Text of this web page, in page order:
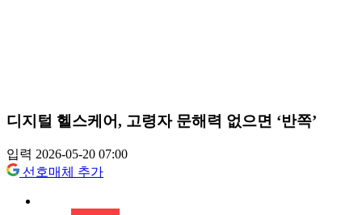
디지털 헬스케어, 고령자 문해력 없으면 ‘반쪽’
입력 2026-05-20 07:00
선호매체 추가